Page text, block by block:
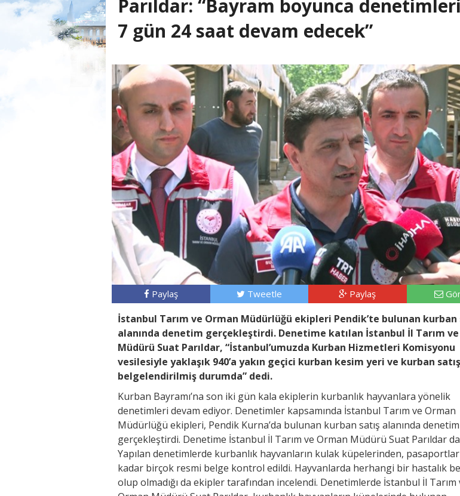
Parıldar: “Bayram boyunca
7 gün 24 saat devam edecek”
Paylaş Tweetle Paylaş
İstanbul Tarım ve Orman Müdürlüğü ekipleri Pendik’te bulunan kurban
alanında denetim gerçekleştirdi. Denetime katılan İstanbul İl Tarım
Müdürü Suat Parıldar, “İstanbul’umuzda Kurban Hizmetleri Komisyonu
vesilesiyle yaklaşık 940’a yakın geçici kurban kesim yeri ve kurban
belgelendirilmiş durumda” dedi.
Kurban Bayramı’na son iki gün kala ekiplerin kurbanlık hayvanlara yönelik
denetimleri devam ediyor. Denetimler kapsamında İstanbul Tarım ve Orman
Müdürlüğü ekipleri, Pendik Kurna’da bulunan kurban satış alanında denetim
gerçekleştirdi. Denetime İstanbul İl Tarım ve Orman Müdürü Suat Parıldar da
Yapılan denetimlerde kurbanlık hayvanların kulak küpelerinden,
kadar birçok resmi belge kontrol edildi. Hayvanlarda herhangi bir hastalık
olup olmadığı da ekipler tarafından incelendi. Denetimlerde İstanbul İl Tarım